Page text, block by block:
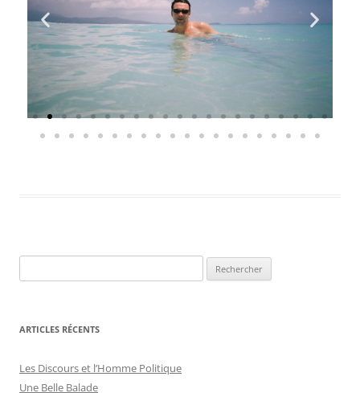
ARTICLES RÉCENTS
Les Discours et l’Homme Politique
Une Belle Balade